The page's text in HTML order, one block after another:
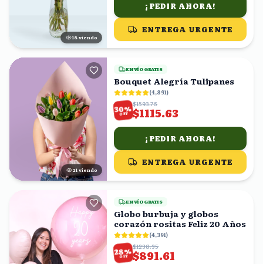
19 viendo
¡PEDIR AHORA!
ENTREGA URGENTE
21 viendo
ENVÍO GRATIS
Bouquet Alegría Tulipanes
(4,891)
30%
OFF
$1593.76
$1115.63
¡PEDIR AHORA!
ENTREGA URGENTE
ENVÍO GRATIS
Globo burbuja y globos
corazón rositas Feliz 20 Años
(4,391)
28%
OFF
$1238.35
$891.61